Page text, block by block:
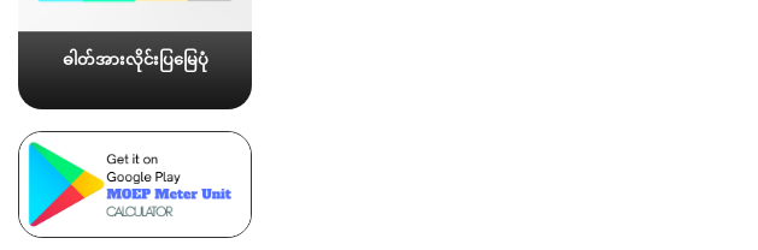
ဓါတ်အားလိုင်းပြမြေပုံ